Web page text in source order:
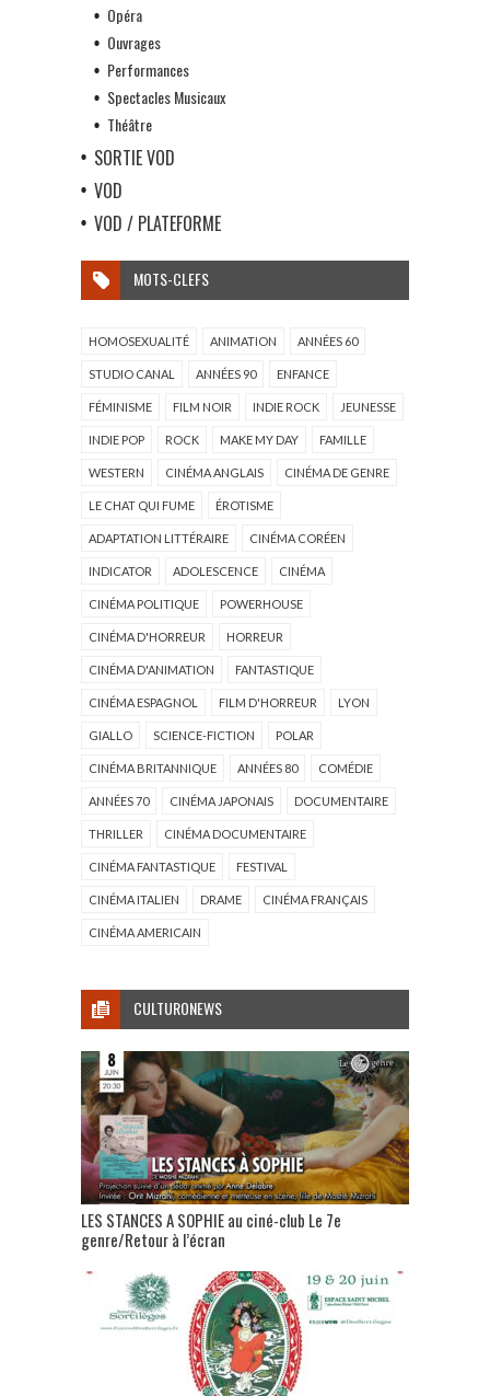
Opéra
Ouvrages
Performances
Spectacles Musicaux
Théâtre
SORTIE VOD
VOD
VOD / PLATEFORME
MOTS-CLEFS
HOMOSEXUALITÉ ANIMATION ANNÉES 60
STUDIO CANAL ANNÉES 90 ENFANCE
FÉMINISME FILM NOIR INDIE ROCK JEUNESSE
INDIE POP ROCK MAKE MY DAY FAMILLE
WESTERN CINÉMA ANGLAIS CINÉMA DE GENRE
LE CHAT QUI FUME ÉROTISME
ADAPTATION LITTÉRAIRE CINÉMA CORÉEN
INDICATOR ADOLESCENCE CINÉMA
CINÉMA POLITIQUE POWERHOUSE
CINÉMA D'HORREUR HORREUR
CINÉMA D'ANIMATION FANTASTIQUE
CINÉMA ESPAGNOL FILM D'HORREUR LYON
GIALLO SCIENCE-FICTION POLAR
CINÉMA BRITANNIQUE ANNÉES 80 COMÉDIE
ANNÉES 70 CINÉMA JAPONAIS DOCUMENTAIRE
THRILLER CINÉMA DOCUMENTAIRE
CINÉMA FANTASTIQUE FESTIVAL
CINÉMA ITALIEN DRAME CINÉMA FRANÇAIS
CINÉMA AMERICAIN
CULTURONEWS
LES STANCES A SOPHIE au ciné-club Le 7e
genre/Retour à l’écran